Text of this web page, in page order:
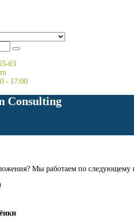
63
- 17:00
Consulting
Мы работаем по следующему